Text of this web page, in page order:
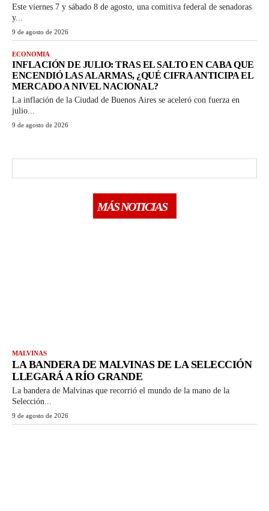
Este viernes 7 y sábado 8 de agosto, una comitiva federal de senadoras
y...
9 de agosto de 2026
ECONOMIA
INFLACIÓN DE JULIO: TRAS EL SALTO EN CABA QUE
ENCENDIÓ LAS ALARMAS, ¿QUÉ CIFRA ANTICIPA EL
MERCADO A NIVEL NACIONAL?
La inflación de la Ciudad de Buenos Aires se aceleró con fuerza en
julio...
9 de agosto de 2026
MÁS NOTICIAS
MALVINAS
LA BANDERA DE MALVINAS DE LA SELECCIÓN
LLEGARÁ A RÍO GRANDE
La bandera de Malvinas que recorrió el mundo de la mano de la
Selección...
9 de agosto de 2026